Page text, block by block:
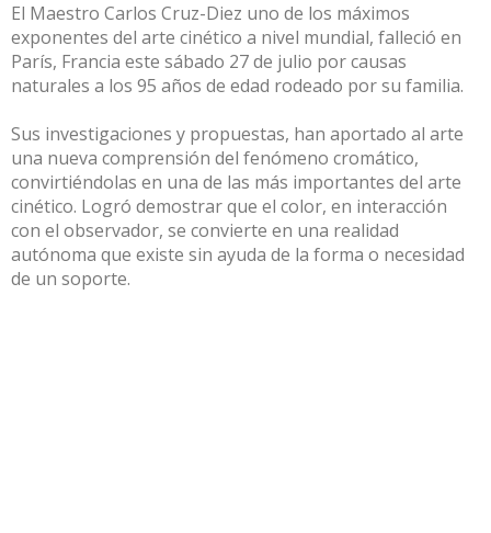
El Maestro Carlos Cruz-Diez uno de los máximos
exponentes del arte cinético a nivel mundial, falleció en
París, Francia este sábado 27 de julio por causas
naturales a los 95 años de edad rodeado por su familia.
Sus investigaciones y propuestas, han aportado al arte
una nueva comprensión del fenómeno cromático,
convirtiéndolas en una de las más importantes del arte
cinético. Logró demostrar que el color, en interacción
con el observador, se convierte en una realidad
autónoma que existe sin ayuda de la forma o necesidad
de un soporte.